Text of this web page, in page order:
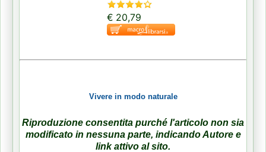
€ 20,79
Vivere in modo naturale
Riproduzione consentita purché l'articolo non sia
modificato in nessuna parte, indicando Autore e
link attivo al sito.